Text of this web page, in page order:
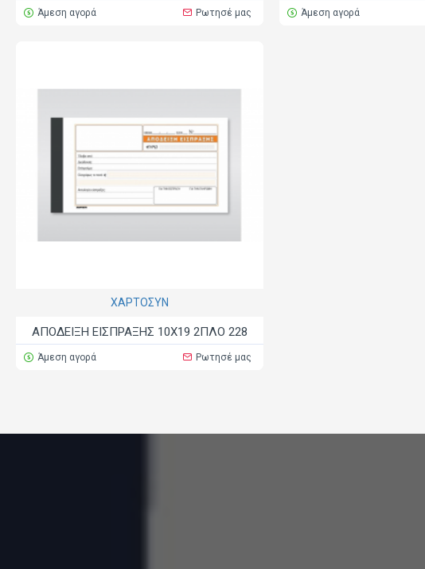
Άμεση αγορά Ρωτησέ μας Άμεση αγορά
ΧΑΡΤΟΣΥΝ
ΑΠΟΔΕΙΞΗ ΕΙΣΠΡΑΞΗΣ 10Χ19 2ΠΛΟ 228
Άμεση αγορά Ρωτησέ μας